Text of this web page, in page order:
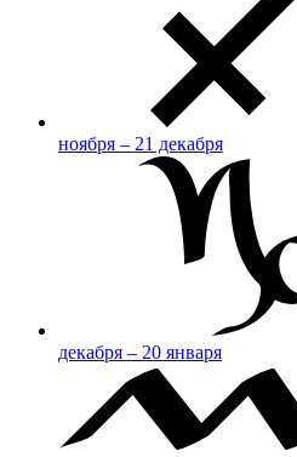
ноября – 21 декабря
декабря – 20 января